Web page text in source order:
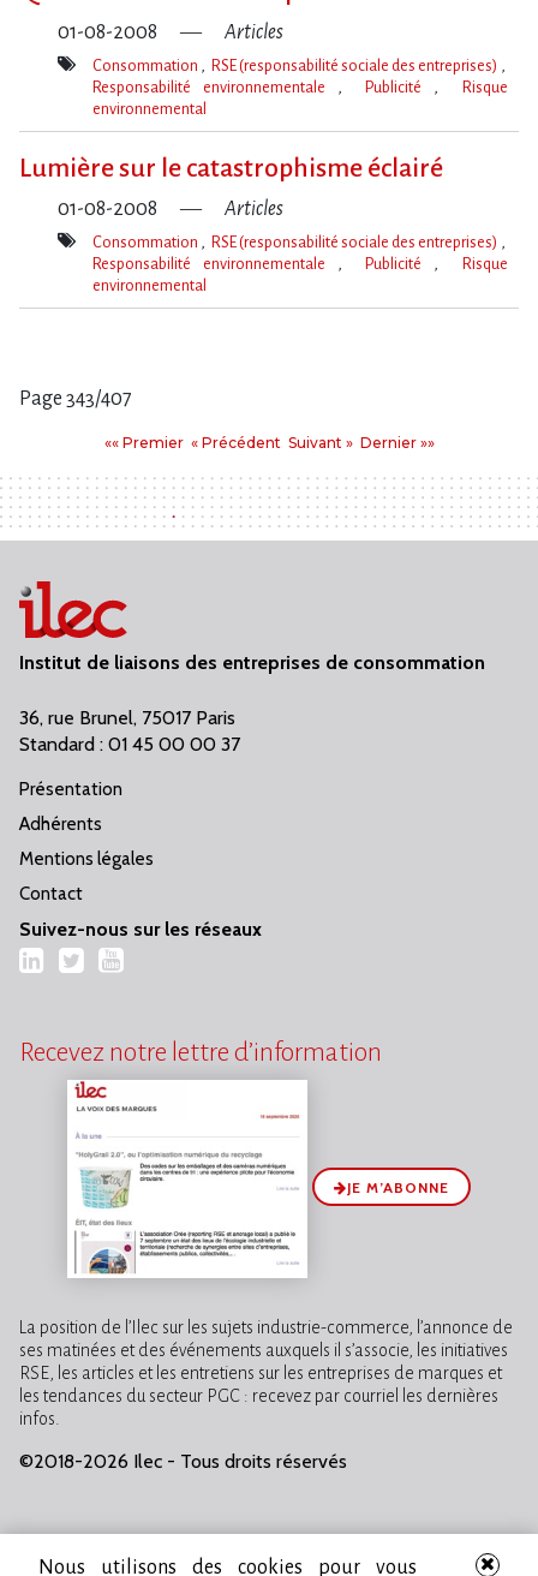
01-08-2008 Articles
Mot(s)-
Consommation
RSE (responsabilité sociale des entreprises)
Responsabilité environnementale
Publicité
Risque
environnemental
Lumière sur le catastrophisme éclairé
01-08-2008 Articles
Mot(s)-
Consommation
RSE (responsabilité sociale des entreprises)
Responsabilité environnementale
Publicité
Risque
environnemental
Page 343/407
«« PremierPremier
« PrécédentPrécédent
Suivant
Suivant » Dernier
Dernier »»
Institut de liaisons des entreprises de consommation
36, rue Brunel, 75017 Paris
Standard : 01 45 00 00 37
Présentation
Adhérents
Mentions légales
Contact
Suivez-nous sur les réseaux
LinkedIn
TwitterYouTube
Recevez notre lettre d’information
JE M’ABONNE
La position de l’Ilec sur les sujets industrie-commerce, l’annonce de
ses matinées et des événements auxquels il s’associe, les initiatives
RSE, les articles et les entretiens sur les entreprises de marques et
les tendances du secteur PGC : recevez par courriel les dernières
infos.
©2018-2026 Ilec - Tous droits réservés
Nous utilisons des cookies pour vous